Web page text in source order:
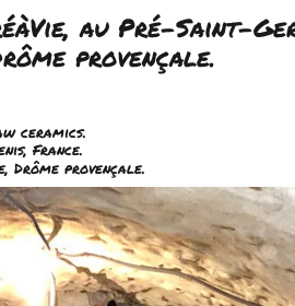
au Pré-Saint-
provençale.
ceramics.
France.
Drôme provençale.